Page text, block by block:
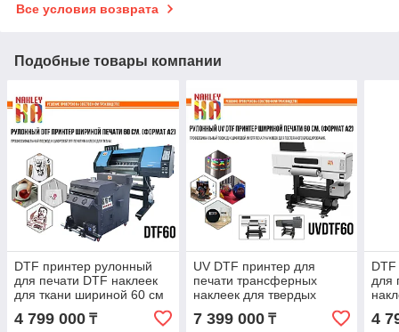
Все условия возврата
Подобные товары компании
DTF принтер рулонный
для печати DTF наклеек
для ткани шириной 60 см
4 799 000 ₸
UV DTF принтер для
печати трансферных
наклеек для твердых
поверхностей 60 см
Формат А1
7 399 000₸
для
4